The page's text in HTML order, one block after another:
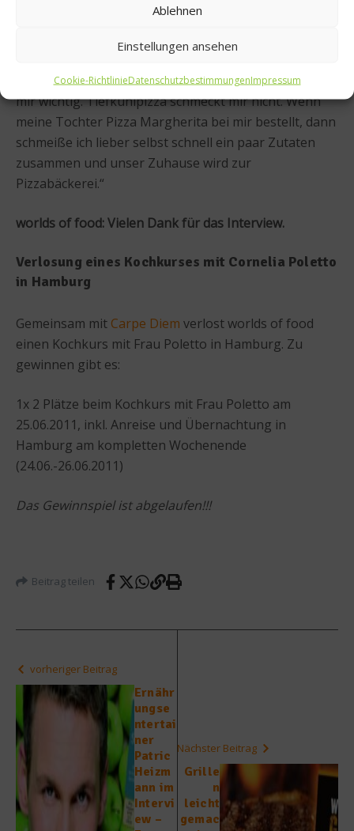
Ablehnen
Einstellungen ansehen
Cookie-RichtlinieDatenschutzbestimmungenImpressum
esse gerne frisch und nach Möglichkeit aus
biologischer Erzeugung. Ich habe einen Bäcker, einen
Metzger, einen Fischhändler meines Vertrauens. Ich
weiß, wo meine Mittel zum Leben herkommen. Das ist
mir wichtig. Tiefkühlpizza schmeckt mir nicht. Wenn
meine Tochter Pizza Margherita bei mir bestellt, dann
schmeiße ich lieber selbst schnell ein paar Zutaten
zusammen und unser Zuhause wird zur
Pizzabäckerei.“
worlds of food: Vielen Dank für das Interview.
Verlosung eines Kochkurses mit Cornelia Poletto
in Hamburg
Gemeinsam mit Carpe Diem verlost worlds of food
einen Kochkurs mit Frau Poletto in Hamburg. Zu
gewinnen gibt es:
1x 2 Plätze beim Kochkurs mit Frau Poletto am
25.06.2011, inkl. Anreise und Übernachtung in
Hamburg am kompletten Wochenende
(24.06.-26.06.2011)
Das Gewinnspiel ist abgelaufen!!!
Beitrag teilen
vorheriger Beitrag
Ernähr
ungse
ntertai
ner
Patric
Heizm
ann im
Intervi
ew –
Nächster Beitrag
Grille
n
leicht
gemac